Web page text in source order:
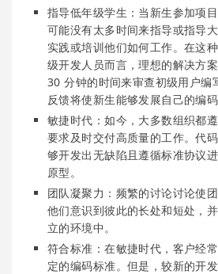
指导低年级学生：当新生参加项
可能没有太多时间来指导或指导
实践或培训他们如何工作。在这
级开发人员而言，理想的解决方
30 分钟的时间来审查初级用户编
反馈将使新生能够发展自己的编码
敏捷时代：如今，大多数组织都
要求及时交付高质量的工作。代
够开发出无缺陷且遵循标准协议
原型。
团队凝聚力：频繁的讨论讨论使
他们意识到彼此的长处和短处，
立的环境中。
符合标准：在敏捷时代，客户经
定的编码标准。但是，较新的开